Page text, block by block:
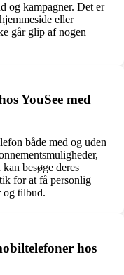
og kampagner. Det er
eller
går glip af nogen
YouSee med
både med og uden
besøge deres
for at få personlig
og tilbud.
hos